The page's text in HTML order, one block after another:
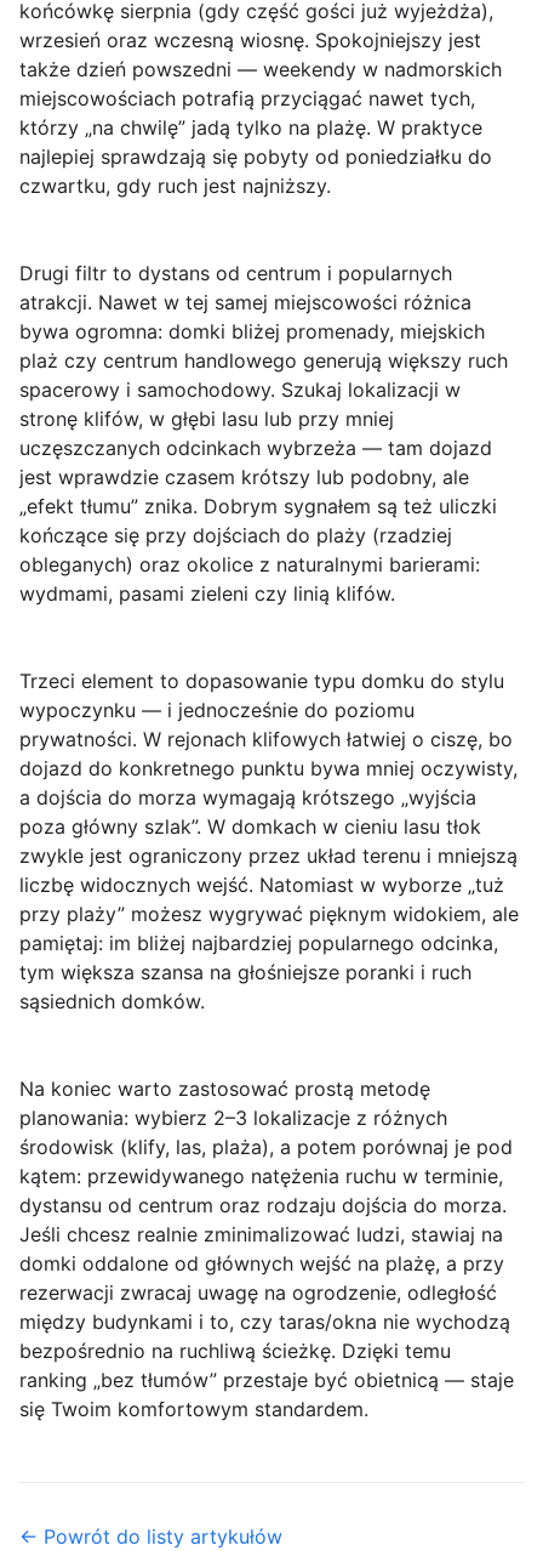
końcówkę sierpnia (gdy część gości już wyjeżdża),
wrzesień oraz wczesną wiosnę. Spokojniejszy jest
także dzień powszedni — weekendy w nadmorskich
miejscowościach potrafią przyciągać nawet tych,
którzy „na chwilę” jadą tylko na plażę. W praktyce
najlepiej sprawdzają się pobyty od poniedziałku do
czwartku, gdy ruch jest najniższy.
Drugi filtr to dystans od centrum i popularnych
atrakcji. Nawet w tej samej miejscowości różnica
bywa ogromna: domki bliżej promenady, miejskich
plaż czy centrum handlowego generują większy ruch
spacerowy i samochodowy. Szukaj lokalizacji w
stronę klifów, w głębi lasu lub przy mniej
uczęszczanych odcinkach wybrzeża — tam dojazd
jest wprawdzie czasem krótszy lub podobny, ale
„efekt tłumu” znika. Dobrym sygnałem są też uliczki
kończące się przy dojściach do plaży (rzadziej
obleganych) oraz okolice z naturalnymi barierami:
wydmami, pasami zieleni czy linią klifów.
Trzeci element to dopasowanie typu domku do stylu
wypoczynku — i jednocześnie do poziomu
prywatności. W rejonach klifowych łatwiej o ciszę, bo
dojazd do konkretnego punktu bywa mniej oczywisty,
a dojścia do morza wymagają krótszego „wyjścia
poza główny szlak”. W domkach w cieniu lasu tłok
zwykle jest ograniczony przez układ terenu i mniejszą
liczbę widocznych wejść. Natomiast w wyborze „tuż
przy plaży” możesz wygrywać pięknym widokiem, ale
pamiętaj: im bliżej najbardziej popularnego odcinka,
tym większa szansa na głośniejsze poranki i ruch
sąsiednich domków.
Na koniec warto zastosować prostą metodę
planowania: wybierz 2–3 lokalizacje z różnych
środowisk (klify, las, plaża), a potem porównaj je pod
kątem: przewidywanego natężenia ruchu w terminie,
dystansu od centrum oraz rodzaju dojścia do morza.
Jeśli chcesz realnie zminimalizować ludzi, stawiaj na
domki oddalone od głównych wejść na plażę, a przy
rezerwacji zwracaj uwagę na ogrodzenie, odległość
między budynkami i to, czy taras/okna nie wychodzą
bezpośrednio na ruchliwą ścieżkę. Dzięki temu
ranking „bez tłumów” przestaje być obietnicą — staje
się Twoim komfortowym standardem.
← Powrót do listy artykułów